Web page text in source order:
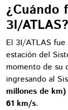
¿Cuándo
3I/ATLAS?
El 3I/ATLAS
estación del
momento de su
ingresando al
millones de km)
61 km/s.